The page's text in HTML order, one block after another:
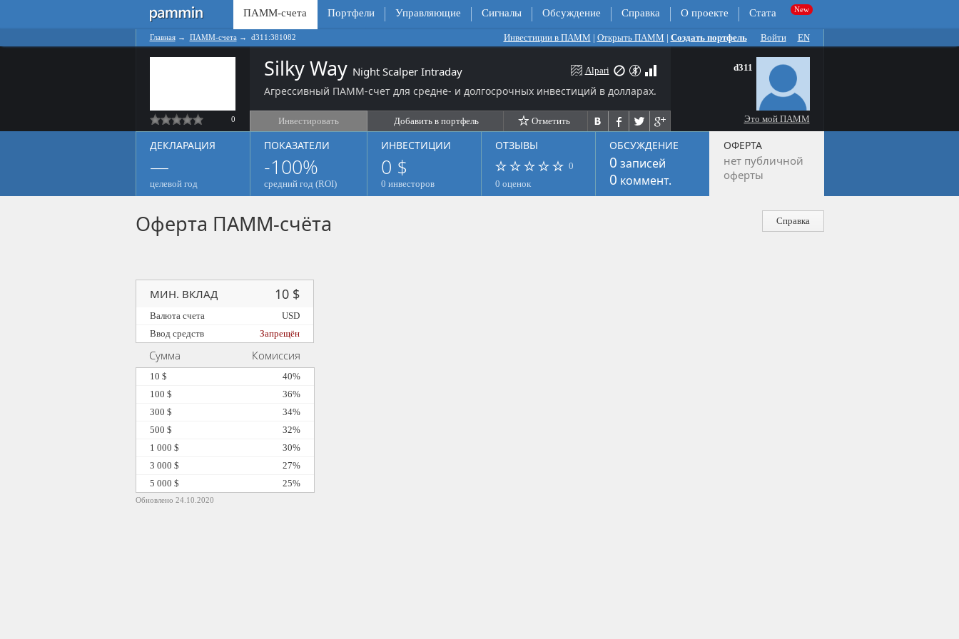
ПАММ-счета Портфели Управляющие Сигналы Обсуждение Справка О проекте Стата
Главная→ ПАММ-счета → d311:381082 Инвестиции в ПАММ | Открыть ПАММ | Создать портфель Войти EN
0
Silky Way Night Scalper Intraday
Агрессивный ПАММ-счет для средне- и долгосрочных инвестиций в долларах.
Alpari
Инвестировать Добавить в портфель Отметить
d311
Это мой ПАММ
ДЕКЛАРАЦИЯ
—
целевой год
ПОКАЗАТЕЛИ
-100%
средний год (ROI)
ИНВЕСТИЦИИ
0 $
0 инвесторов
ОТЗЫВЫ
0
0 оценок
ОБСУЖДЕНИЕ
0 записей
0 коммент.
ОФЕРТА
нет публичной
оферты
Справка
Оферта ПАММ-счёта
МИН. ВКЛАД 10 $
Валюта счета
USD
Ввод средств
Запрещён
Обновлено 24.10.2020
Сумма Комиссия
10 $
40%
100 $
36%
300 $
34%
500 $
32%
1 000 $
30%
3 000 $
27%
5 000 $
25%